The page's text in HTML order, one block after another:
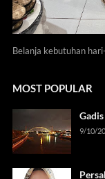
Belanja kebutuhan
MOST POPULAR
9/10/